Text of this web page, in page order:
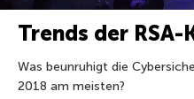
Trends der
Was beunruhigt die
2018 am meisten?